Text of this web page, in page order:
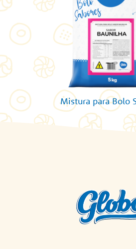
Mistura para Bolo